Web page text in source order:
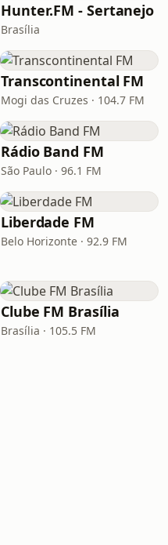
Hunter.FM - Sertanejo
Brasília
Transcontinental FM
Mogi das Cruzes · 104.7 FM
Rádio Band FM
São Paulo · 96.1 FM
Liberdade FM
Belo Horizonte · 92.9 FM
Clube FM Brasília
Brasília · 105.5 FM